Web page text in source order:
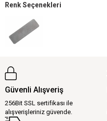
Renk Seçenekleri
Güvenli Alışveriş
256Bit SSL sertifikası ile
alışverişleriniz güvende.